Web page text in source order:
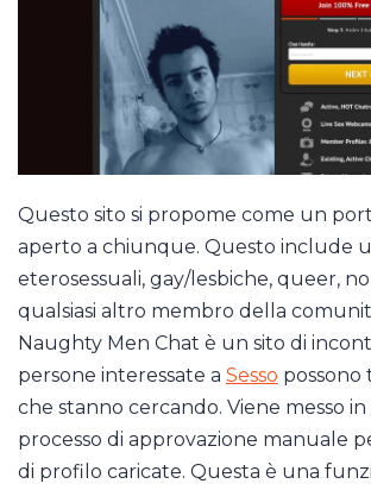
Questo sito si propome come un
aperto a chiunque. Questo include
eterosessuali, gay/lesbiche, queer,
qualsiasi altro membro della
Naughty Men Chat è un sito di
persone interessate a Sesso
che stanno cercando. Viene messo
processo di approvazione manuale
di profilo caricate. Questa è una